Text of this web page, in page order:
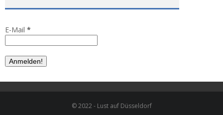
E-Mail *
© 2022 - Lust auf Düsseldorf